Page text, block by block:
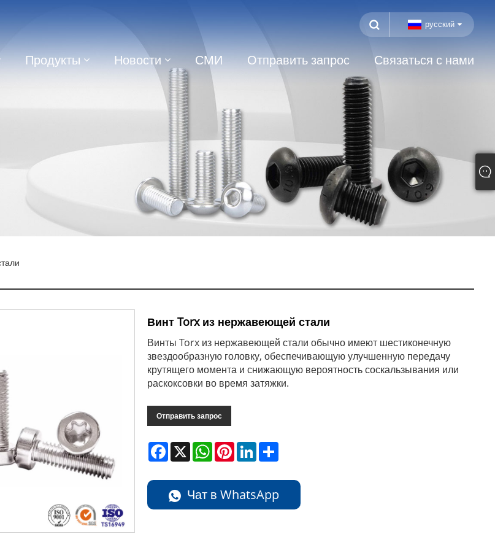
русский
Продукты Новости СМИ Отправить запрос Связаться с нами
Винт Torx из нержавеющей стали
Винты Torx из нержавеющей стали обычно имеют шестиконечную
звездообразную головку, обеспечивающую улучшенную передачу
крутящего момента и снижающую вероятность соскальзывания или
раскоксовки во время затяжки.
Отправить запрос
Facebook
X WhatsApp
PinterestLinkedIn
Чат в WhatsApp